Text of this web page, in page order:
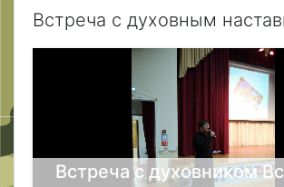
Встреча с духовным
Встреча с духовником